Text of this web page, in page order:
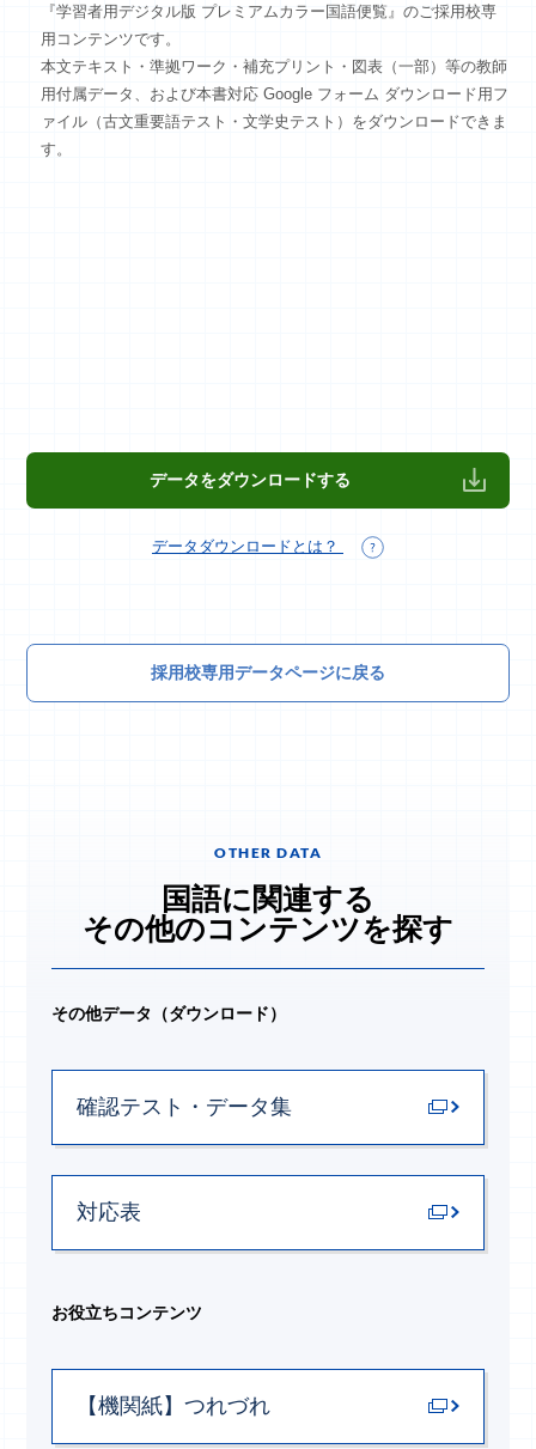
『学習者用デジタル版 プレミアムカラー国語便覧』のご採用校専
用コンテンツです。
本文テキスト・準拠ワーク・補充プリント・図表（一部）等の教師
用付属データ、および本書対応 Google フォーム ダウンロード用フ
ァイル（古文重要語テスト・文学史テスト）をダウンロードできま
す。
データをダウンロードする
データダウンロードとは？
採用校専用データページに戻る
OTHER DATA
国語に関連する
その他のコンテンツを探す
その他データ（ダウンロード）
確認テスト・データ集
対応表
お役立ちコンテンツ
【機関紙】 つれづれ